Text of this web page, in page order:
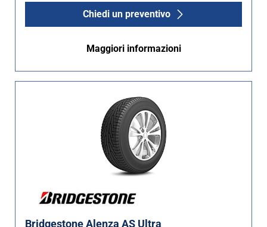
Chiedi un preventivo
Maggiori informazioni
Bridgestone Alenza AS Ultra